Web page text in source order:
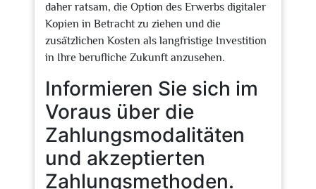
daher ratsam, die Option des Erwerbs digitaler
Kopien in Betracht zu ziehen und die
zusätzlichen Kosten als langfristige Investition
in Ihre berufliche Zukunft anzusehen.
Informieren Sie sich im
Voraus über die
Zahlungsmodalitäten
und akzeptierten
Zahlungsmethoden.